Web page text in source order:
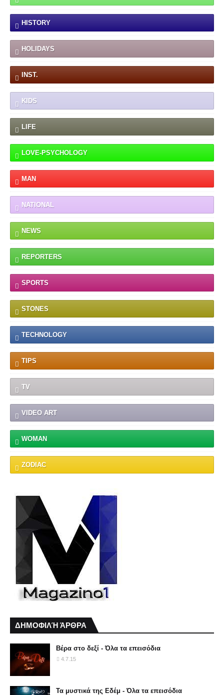
HISTORY
HOLIDAYS
INST.
KIDS
LIFE
LOVE-PSYCHOLOGY
MAN
NATIONAL
NEWS
REPORTERS
SPORTS
STONES
TECHNOLOGY
TIPS
TV
VIDEO ART
WOMAN
ZODIAC
ΔΗΜΟΦΙΛΉ ΆΡΘΡΑ
Βέρα στο δεξί - Όλα τα επεισόδια
4.7.15
Τα μυστικά της Εδέμ - Όλα τα επεισόδια